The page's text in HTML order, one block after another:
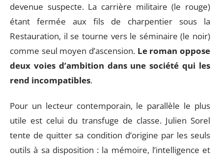
devenue suspecte. La carrière militaire (le rouge)
étant fermée aux fils de charpentier sous la
Restauration, il se tourne vers le séminaire (le noir)
comme seul moyen d’ascension. Le roman oppose
deux voies d’ambition dans une société qui les
rend incompatibles.
Pour un lecteur contemporain, le parallèle le plus
utile est celui du transfuge de classe. Julien Sorel
tente de quitter sa condition d’origine par les seuls
outils à sa disposition : la mémoire, l’intelligence et